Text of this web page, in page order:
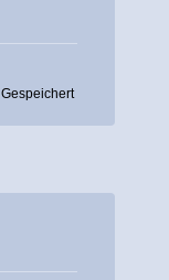
Gespeichert